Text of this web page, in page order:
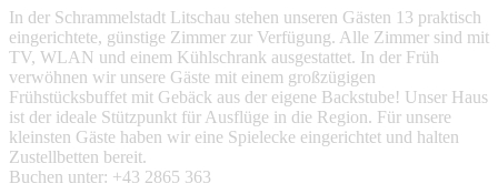
In der Schrammelstadt Litschau stehen unseren Gästen 13 praktisch
eingerichtete, günstige Zimmer zur Verfügung. Alle Zimmer sind mit
TV, WLAN und einem Kühlschrank ausgestattet. In der Früh
verwöhnen wir unsere Gäste mit einem großzügigen
Frühstücksbuffet mit Gebäck aus der eigene Backstube! Unser Haus
ist der ideale Stützpunkt für Ausflüge in die Region. Für unsere
kleinsten Gäste haben wir eine Spielecke eingerichtet und halten
Zustellbetten bereit.
Buchen unter: +43 2865 363